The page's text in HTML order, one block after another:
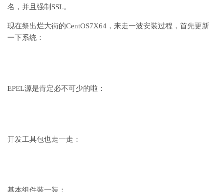
名，并且强制SSL。
现在祭出烂大街的CentOS7X64，来走一波安装过程，首先更新
一下系统：
EPEL源是肯定必不可少的啦：
开发工具包也走一走：
基本组件装一装：